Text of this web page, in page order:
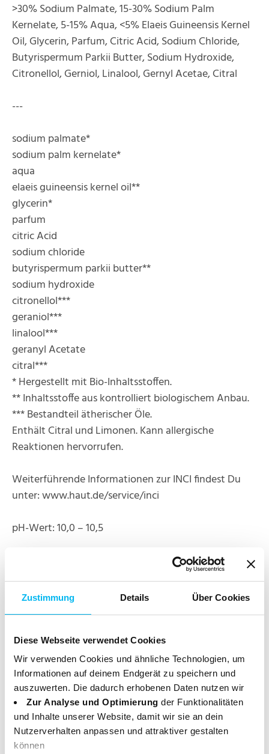
Zustimmung Details Über Cookies
Diese Webseite verwendet Cookies
Wir verwenden Cookies und ähnliche Technologien, um
Informationen auf deinem Endgerät zu speichern und
auszuwerten. Die dadurch erhobenen Daten nutzen wir
Zur Analyse und Optimierung der Funktionalitäten
und Inhalte unserer Website, damit wir sie an dein
Nutzerverhalten anpassen und attraktiver gestalten
können
>30% Sodium Palmate, 15-30% Sodium Palm
Kernelate, 5-15% Aqua, <5% Elaeis Guineensis Kernel
Oil, Glycerin, Parfum, Citric Acid, Sodium Chloride,
Butyrispermum Parkii Butter, Sodium Hydroxide,
Citronellol, Gerniol, Linalool, Gernyl Acetae, Citral
---
sodium palmate*
sodium palm kernelate*
aqua
elaeis guineensis kernel oil**
glycerin*
parfum
citric Acid
sodium chloride
butyrispermum parkii butter**
sodium hydroxide
citronellol***
geraniol***
linalool***
geranyl Acetate
citral***
* Hergestellt mit Bio-Inhaltsstoffen.
** Inhaltsstoffe aus kontrolliert biologischem Anbau.
*** Bestandteil ätherischer Öle.
Enthält Citral und Limonen. Kann allergische
Reaktionen hervorrufen.
Weiterführende Informationen zur INCI findest Du
unter: www.haut.de/service/inci
pH-Wert: 10,0 – 10,5
Das Produkt ist zertifiziert nach NCS sowie bei der
Vegan Society und PETA registriert. Weitere
hier: